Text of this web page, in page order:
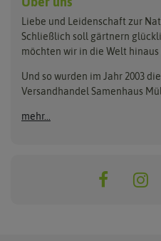
Erdbeertürme
Folien, Vliese und Netze
Gartengeräte
Nützlinge & Nisthilfen
Benary
Buzzy Seeds
Clever Pots
Dürr-Samen
Liebe und Leidenschaft zur
Schließlich soll gärtnern
möchten wir in die Welt hinaus
Und so wurden im Jahr 2003
Versandhandel Samenhaus
mehr...